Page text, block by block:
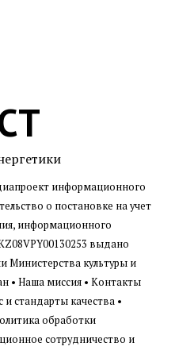
информационного
о постановке на учет
информационного
выдано
Министерства культуры и
• Наша миссия • Контакты
стандарты качества •
обработки
сотрудничество и